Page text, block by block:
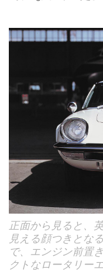
正面から見ると、
見える顔つきとな
で、エンジン前置
クトなロータリー